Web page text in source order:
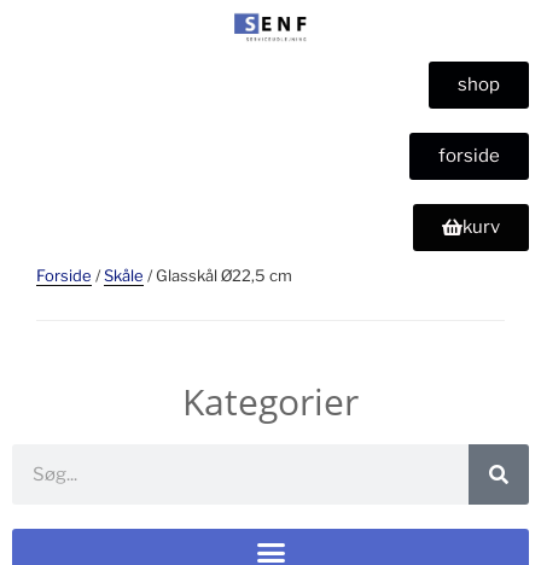
shop
forside
kurv
Forside /Skåle / Glasskål Ø22,5 cm
Kategorier